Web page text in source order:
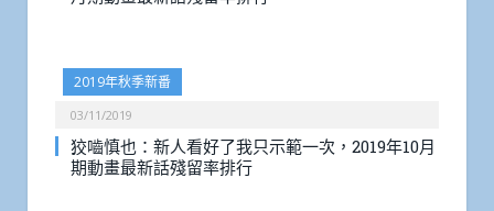
2019年秋季新番
03/11/2019
狡嚙慎也：新人看好了我只示範一次，2019年10月
期動畫最新話殘留率排行